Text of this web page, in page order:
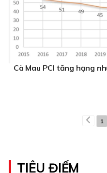
Cà Mau PCI tăng hạng
1
TIÊU ĐIỂM